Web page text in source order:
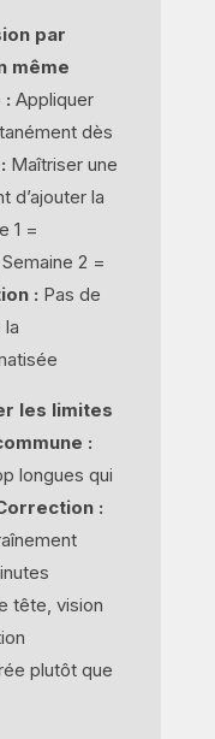
par
même
: Appliquer
dès
Maîtriser une
d’ajouter la
1 =
2 =
: Pas de
la
les limites
:
longues qui
:
tête, vision
plutôt que